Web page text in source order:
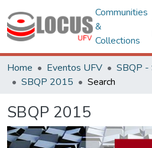
Communities
&
Collections
Home Eventos UFV
SBQP 2015
Search
SBQP 2015